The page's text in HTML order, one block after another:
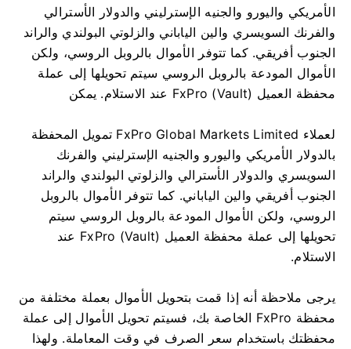
الأمريكي واليورو والجنيه الإسترليني والدولار الأسترالي
والفرنك السويسري والين الياباني والزلوتي البولندي والراند
الجنوب أفريقي. كما تتوفر الأموال بالروبل الروسي، ولكن
الأموال المودعة بالروبل الروسي سيتم تحويلها إلى عملة
محفظة العميل FxPro (Vault) عند الاستلام. يمكن
لعملاء FxPro Global Markets Limited تمويل المحفظة
بالدولار الأمريكي واليورو والجنيه الإسترليني والفرنك
السويسري والدولار الأسترالي والزلوتي البولندي والراند
الجنوب أفريقي والين الياباني. كما تتوفر الأموال بالروبل
الروسي، ولكن الأموال المودعة بالروبل الروسي سيتم
تحويلها إلى عملة محفظة العميل FxPro (Vault) عند
الاستلام.
يرجى ملاحظة أنه إذا قمت بتحويل الأموال بعملة مختلفة من
محفظة FxPro الخاصة بك، فسيتم تحويل الأموال إلى عملة
محفظتك باستخدام سعر الصرف في وقت المعاملة. ولهذا